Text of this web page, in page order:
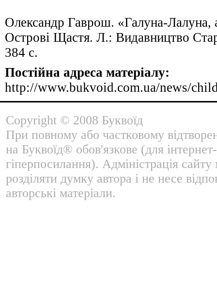
Олександр Гаврош. «Галуна-Лалуна,
Острові Щастя. Л.: Видавництво
384 с.
Постійна адреса матеріалу:
http://www.bukvoid.com.ua/news/
Copyright © 2008 Буквоїд
При повному або частковому
на Буквоїд® обов'язкове (для
гіперпосилання). Адміністрація
розділяти думку автора і не несе
авторські матеріали.